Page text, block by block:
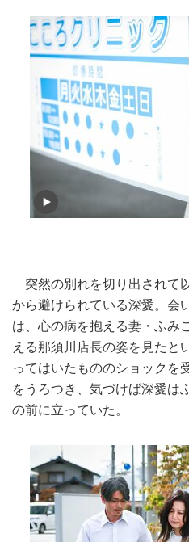
突然の別れを切り出されて
から避けられている深愛。会
は、心の病を抱える妻・ふみ
える那須川店長の姿を見たと
ってはいたもののショックを
をうろつき、気づけば深愛は
の前に立っていた。